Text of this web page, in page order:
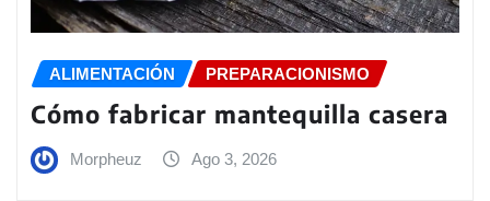
ALIMENTACIÓN PREPARACIONISMO
Cómo fabricar mantequilla casera
Morpheuz Ago 3, 2026